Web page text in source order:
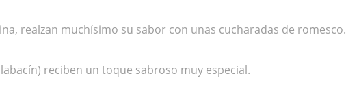
realzan muchísimo su sabor con unas cucharadas de romesco.
reciben un toque sabroso muy especial.